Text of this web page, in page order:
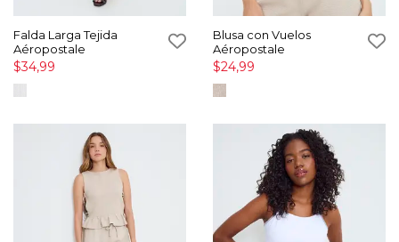
Falda Larga Tejida
Aéropostale
$34,99
Blusa con Vuelos
Aéropostale
$24,99